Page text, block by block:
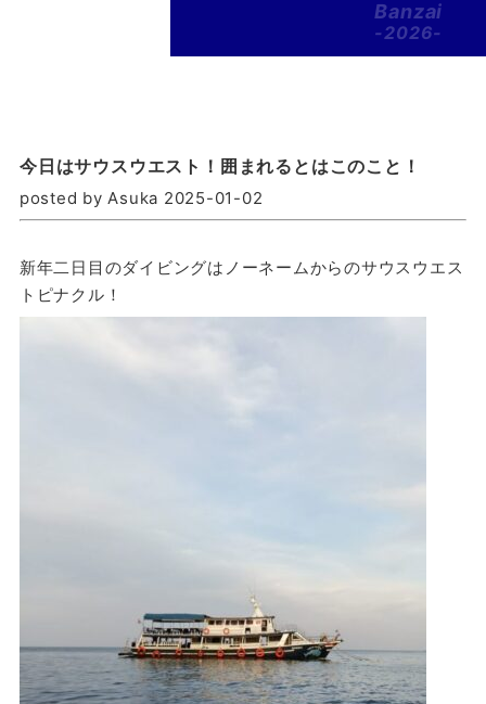
Banzai
-2026-
今日はサウスウエスト！囲まれるとはこのこと！
posted by Asuka 2025-01-02
新年二日目のダイビングはノーネームからのサウスウエス
トピナクル！